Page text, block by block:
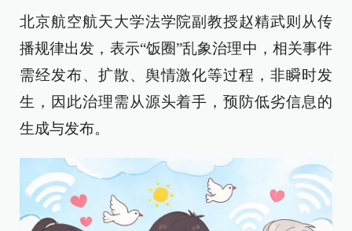
北京航空航天大学法学院副教授赵精武则从传
播规律出发，表示“饭圈”乱象治理中，相关事件
需经发布、扩散、舆情激化等过程，非瞬时发
生，因此治理需从源头着手，预防低劣信息的
生成与发布。